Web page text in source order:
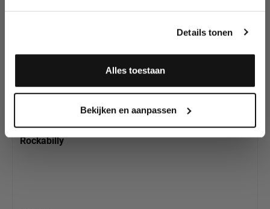
Details tonen
Alles toestaan
Bekijken en aanpassen
Wiser's Airbrush TattooPro Stencil - Big Ink -
Rockabilly
Ja, ik meld me aan